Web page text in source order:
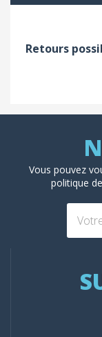
Retours
Vous pouvez
politique